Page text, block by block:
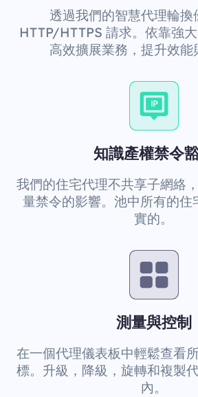
透過我們的智慧代理輪換
HTTP/HTTPS 請求。依靠強
高效擴展業務，提升效能
知識產權禁令
我們的住宅代理不共享子網絡
量禁令的影響。池中所有的
實的。
測量與控制
在一個代理儀表板中輕鬆查看
標。升級，降級，旋轉和複製
內。